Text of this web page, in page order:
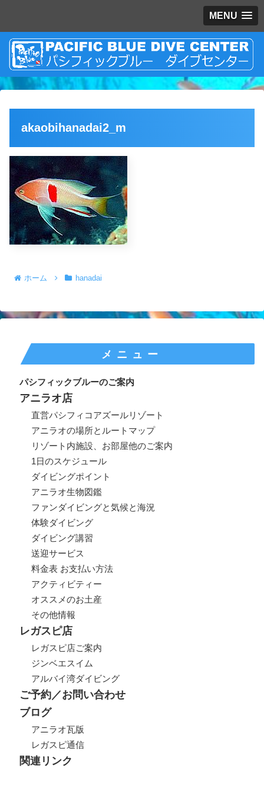
MENU
akaobihanadai2_m
ホーム hanadai
メニュー
パシフィックブルーのご案内
アニラオ店
直営パシフィコアズールリゾート
アニラオの場所とルートマップ
リゾート内施設、お部屋他のご案内
1日のスケジュール
ダイビングポイント
アニラオ生物図鑑
ファンダイビングと気候と海況
体験ダイビング
ダイビング講習
送迎サービス
料金表 お支払い方法
アクティビティー
オススメのお土産
その他情報
レガスピ店
レガスピ店ご案内
ジンベエスイム
アルバイ湾ダイビング
ご予約／お問い合わせ
ブログ
アニラオ瓦版
レガスピ通信
関連リンク